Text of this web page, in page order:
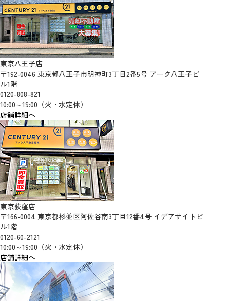
東京八王子店
〒192-0046 東京都八王子市明神町3丁目2番5号 アーク八王子ビ
ル1階
0120-808-821
10:00～19:00（火・水定休）
店舗詳細へ
東京荻窪店
〒166-0004 東京都杉並区阿佐谷南3丁目12番4号 イデアサイトビ
ル1階
0120-60-2121
10:00～19:00（火・水定休）
店舗詳細へ